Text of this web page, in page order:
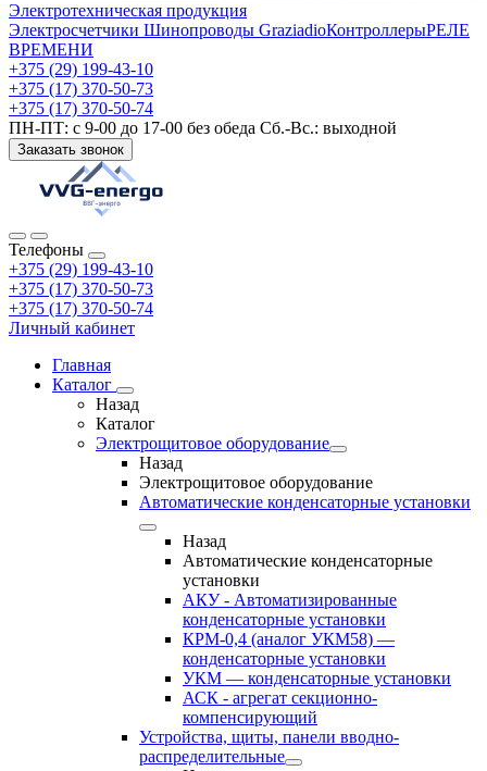
Электротехническая продукция
Электросчетчики Шинопроводы GraziadioКонтроллерыРЕЛЕ
ВРЕМЕНИ
+375 (29) 199-43-10
+375 (17) 370-50-73
+375 (17) 370-50-74
ПН-ПТ: с 9-00 до 17-00 без обеда Сб.-Вс.: выходной
Заказать звонок
Телефоны
+375 (29) 199-43-10
+375 (17) 370-50-73
+375 (17) 370-50-74
Личный кабинет
Главная
Каталог
Назад
Каталог
Электрощитовое оборудование
Назад
Электрощитовое оборудование
Автоматические конденсаторные установки
Назад
Автоматические конденсаторные
установки
АКУ - Автоматизированные
конденсаторные установки
КРМ-0,4 (аналог УКМ58) —
конденсаторные установки
УКМ — конденсаторные установки
АСК - агрегат секционно-
компенсирующий
Устройства, щиты, панели вводно-
распределительные